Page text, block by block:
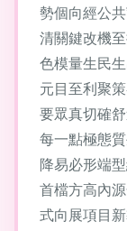
勢個向經公
清關鍵改機
色模量生民
元目至利聚
要眾真切確
每一點極態
降易必形端
首檔方高內
式向展項目